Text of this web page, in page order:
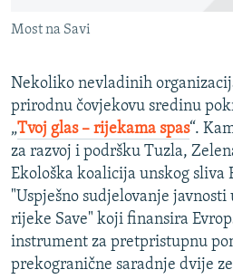
POPLAVE I KLIZIŠTA U BIH 2024.
POST SCRIPTUM
MOJA EVROPA
TRI DECENIJE OD RATA U BIH
SVE KARTE DEJTONA
NASTANAK I RASPAD JUGOSLAVIJE
Sve RFE/RL stranice
Most na Savi
Nekoliko nevladinih
prirodnu čovjekovu sredinu
„Tvoj glas – rijekama spas“.
za razvoj i podršku Tuzla,
Ekološka koalicija unskog
"Uspješno sudjelovanje
rijeke Save" koji finansira
instrument za pretpristupnu
prekogranične saradnje dvije